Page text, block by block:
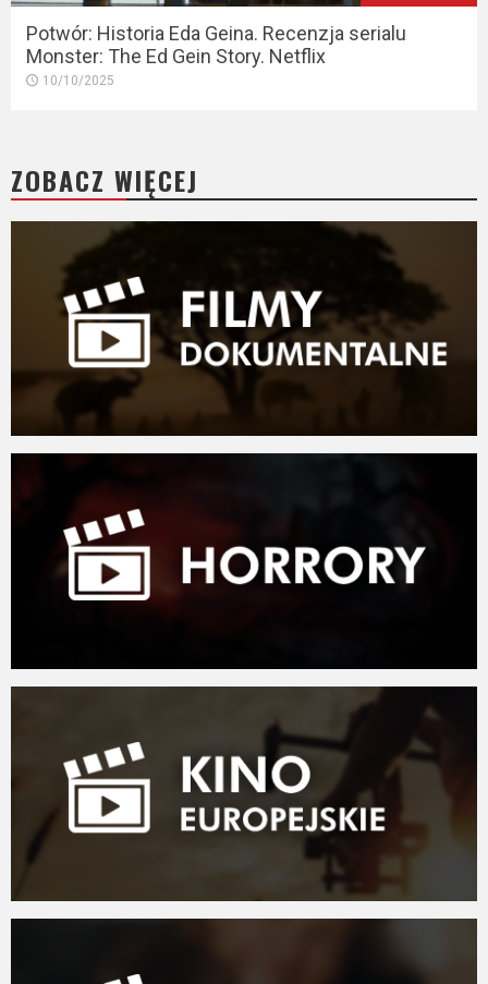
Potwór: Historia Eda Geina. Recenzja serialu
Monster: The Ed Gein Story. Netflix
10/10/2025
ZOBACZ WIĘCEJ